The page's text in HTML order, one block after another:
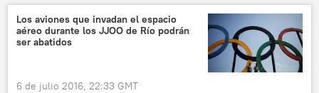
Corte Internacional de Justicia (CIJ)
noticias
Los aviones que invadan el espacio
aéreo durante los JJOO de Río podrán
ser abatidos
6 de julio 2016, 22:33 GMT